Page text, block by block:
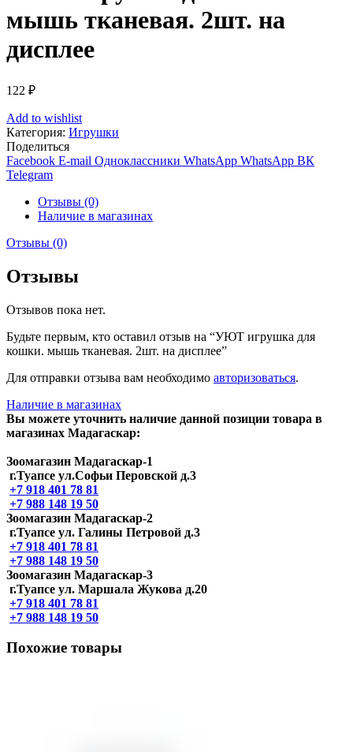
мышь тканевая. 2шт. на
дисплее
122 ₽
Add to wishlist
Категория: Игрушки
Поделиться
Facebook E-mail Одноклассники WhatsApp WhatsApp ВК
Telegram
Отзывы (0)
Наличие в магазинах
Отзывы (0)
Отзывы
Отзывов пока нет.
Будьте первым, кто оставил отзыв на “УЮТ игрушка для
кошки. мышь тканевая. 2шт. на дисплее”
Для отправки отзыва вам необходимо авторизоваться.
Наличие в магазинах
Вы можете уточнить наличие данной позиции товара в
магазинах Мадагаскар:
Зоомагазин Мадагаскар-1
г.Туапсе ул.Софьи Перовской д.3
+7 918 401 78 81
+7 988 148 19 50
Зоомагазин Мадагаскар-2
г.Туапсе ул. Галины Петровой д.3
+7 918 401 78 81
+7 988 148 19 50
Зоомагазин Мадагаскар-3
г.Туапсе ул. Маршала Жукова д.20
+7 918 401 78 81
+7 988 148 19 50
Похожие товары